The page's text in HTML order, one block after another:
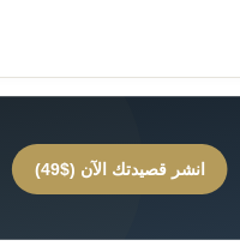
انشر قصيدتك الآن ($49)